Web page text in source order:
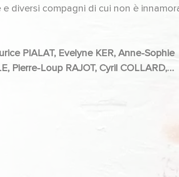
diversi compagni di cui non è